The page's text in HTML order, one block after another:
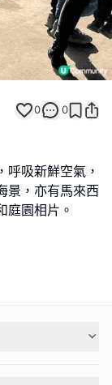
0 0
吸新鮮空氣，
景，亦有馬來西